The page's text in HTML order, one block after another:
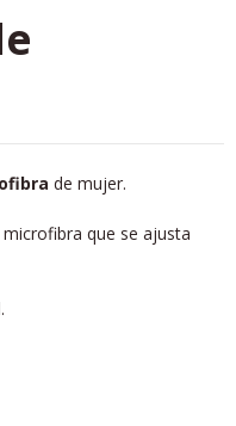
de mujer.
que se ajusta